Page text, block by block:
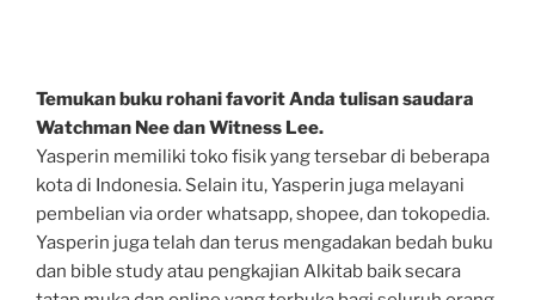
Temukan buku rohani favorit Anda tulisan saudara
Watchman Nee dan Witness Lee.
Yasperin memiliki toko fisik yang tersebar di beberapa
kota di Indonesia. Selain itu, Yasperin juga melayani
pembelian via order whatsapp, shopee, dan tokopedia.
Yasperin juga telah dan terus mengadakan bedah buku
dan bible study atau pengkajian Alkitab baik secara